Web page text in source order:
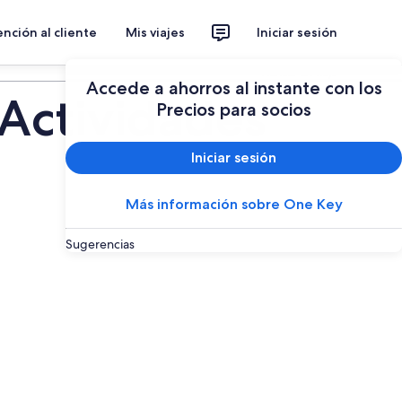
al cliente Mis viajes Iniciar sesión
Accede a ahorros al instante con los
Precios para socios
Iniciar sesión
Más información sobre One Key
Sugerencias